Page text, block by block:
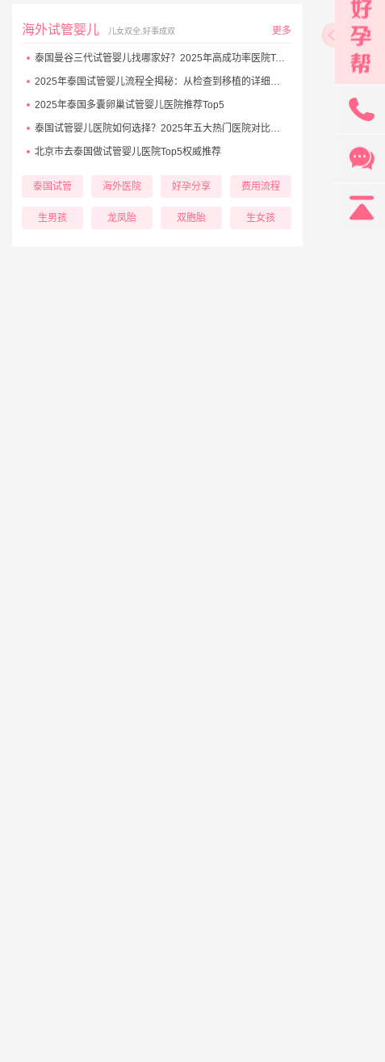
海外试管婴儿 儿女双全,好事成双 更多
泰国曼谷三代试管婴儿找哪家好？2025年高成功率医院Top5推荐
2025年泰国试管婴儿流程全揭秘：从检查到移植的详细步骤
2025年泰国多囊卵巢试管婴儿医院推荐Top5
泰国试管婴儿医院如何选择？2025年五大热门医院对比与避坑秘诀
北京市去泰国做试管婴儿医院Top5权威推荐
泰国试管 海外医院 好孕分享 费用流程
生男孩 龙凤胎 双胞胎 生女孩